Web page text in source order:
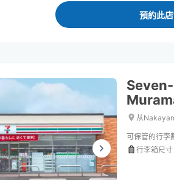
預約此
从
可保管的行李
行李箱尺寸